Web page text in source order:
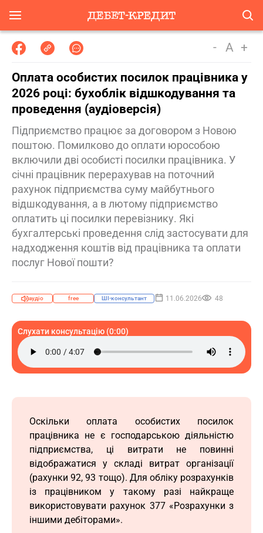
- A +
Оплата особистих посилок працівника у
2026 році: бухоблік відшкодування та
проведення (аудіоверсія)
Підприємство працює за договором з Новою
поштою. Помилково до оплати юрособою
включили дві особисті посилки працівника. У
січні працівник перерахував на поточний
рахунок підприємства суму майбутнього
відшкодування, а в лютому підприємство
оплатить ці посилки перевізнику. Які
бухгалтерські проведення слід застосувати для
надходження коштів від працівника та оплати
послуг Нової пошти?
аудіо free ШІ-консультант 11.06.2026 48
Слухати консультацію (0:00)
Оскільки оплата особистих посилок
працівника не є господарською діяльністю
підприємства, ці витрати не повинні
відображатися у складі витрат організації
(рахунки 92, 93 тощо). Для обліку розрахунків
із працівником у такому разі найкраще
використовувати рахунок 377 «Розрахунки з
іншими дебіторами».